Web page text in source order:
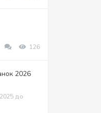
126
2026
до